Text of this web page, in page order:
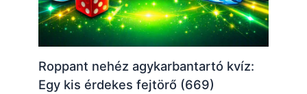
Roppant nehéz agykarbantartó kvíz:
Egy kis érdekes fejtörő (669)